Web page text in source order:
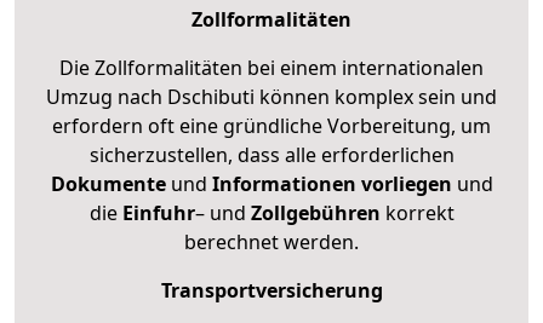
Zollformalitäten
Die Zollformalitäten bei einem internationalen
Umzug nach Dschibuti können komplex sein und
erfordern oft eine gründliche Vorbereitung, um
sicherzustellen, dass alle erforderlichen
Dokumenteund Informationen vorliegen und
die Einfuhr– und Zollgebühren korrekt
berechnet werden.
Transportversicherung